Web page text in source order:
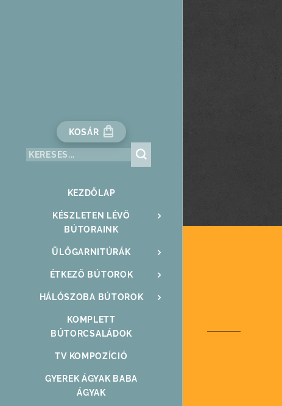
KOSÁR
KEZDŐLAP
KÉSZLETEN LÉVŐ
BÚTORAINK
ÜLŐGARNITÚRÁK
ÉTKEZŐ BÚTOROK
HÁLÓSZOBA BÚTOROK
KOMPLETT
BÚTORCSALÁDOK
TV KOMPOZÍCIÓ
GYEREK ÁGYAK BABA
ÁGYAK